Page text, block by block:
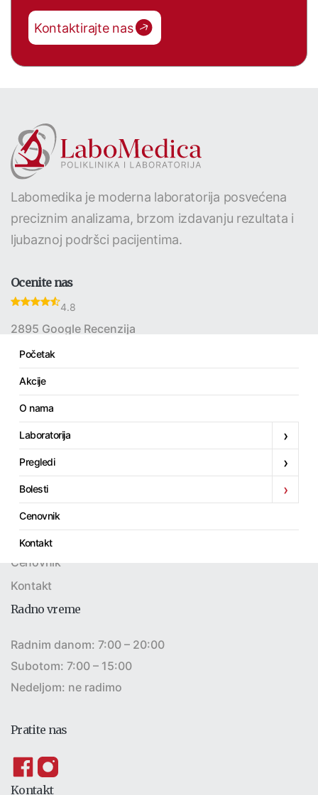
Početak
Akcije
O nama
Laboratorija ›
Pregledi ›
Bolesti ›
Cenovnik
Kontakt
Kontaktirajte nas
Labomedika je moderna laboratorija posvećena
preciznim analizama, brzom izdavanju rezultata i
ljubaznoj podršci pacijentima.
Ocenite nas
4.8
2895 Google Recenzija
Linkovi
Početak
Akcije
O nama
Laboratorija
Pregledi
Bolesti
Cenovnik
Kontakt
Radno vreme
Radnim danom: 7:00 – 20:00
Subotom: 7:00 – 15:00
Nedeljom: ne radimo
Pratite nas
Kontakt